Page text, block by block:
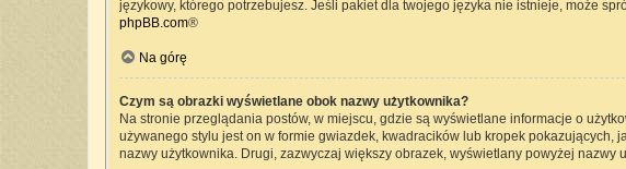
językowy, którego potrzebujesz. Jeśli pakiet dla twojego języka nie istnieje, może
phpBB.com®
Na górę
Czym są obrazki wyświetlane obok nazwy użytkownika?
Na stronie przeglądania postów, w miejscu, gdzie są wyświetlane informacje o
używanego stylu jest on w formie gwiazdek, kwadracików lub kropek pokazujących,
nazwy użytkownika. Drugi, zazwyczaj większy obrazek, wyświetlany powyżej